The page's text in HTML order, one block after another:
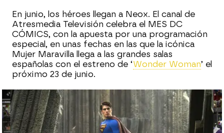
En junio, los héroes llegan a Neox. El canal de
Atresmedia Televisión celebra el MES DC
CÓMICS, con la apuesta por una programación
especial, en unas fechas en las que la icónica
Mujer Maravilla llega a las grandes salas
españolas con el estreno de ‘Wonder Woman’ el
próximo 23 de junio.